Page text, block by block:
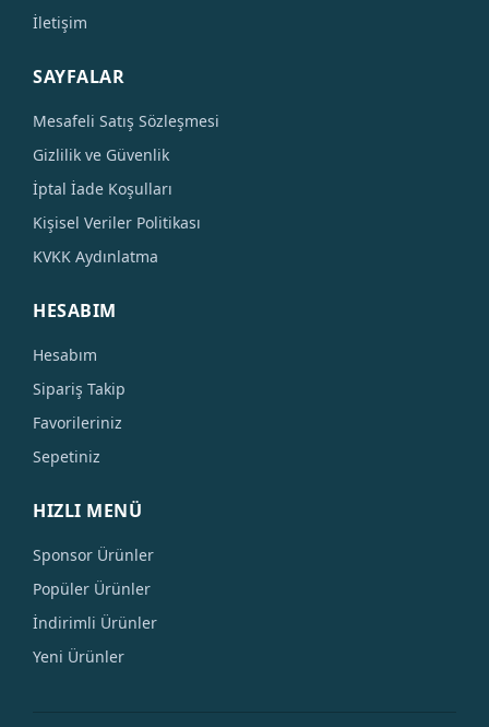
İletişim
SAYFALAR
Mesafeli Satış Sözleşmesi
Gizlilik ve Güvenlik
İptal İade Koşulları
Kişisel Veriler Politikası
KVKK Aydınlatma
HESABIM
Hesabım
Sipariş Takip
Favorileriniz
Sepetiniz
HIZLI MENÜ
Sponsor Ürünler
Popüler Ürünler
İndirimli Ürünler
Yeni Ürünler